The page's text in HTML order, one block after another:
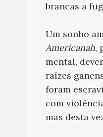
brancas a
Um sonho
Americanah,
mental,
raízes
foram
com
mas desta